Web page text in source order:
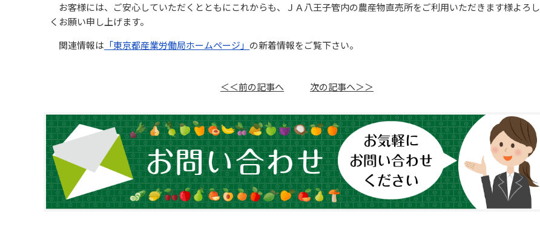
お客様には、ご安心していただくとともにこれからも、ＪＡ八王子管内の農産物直売所をご利用いただきます様よろし
くお願い申し上げます。
関連情報は 「東京都産業労働局ホームページ」 の新着情報をご覧下さい。
＜＜前の記事へ 次の記事へ＞＞